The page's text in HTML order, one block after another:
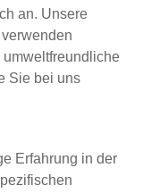
an. Unsere
Sie bei uns
Erfahrung in der